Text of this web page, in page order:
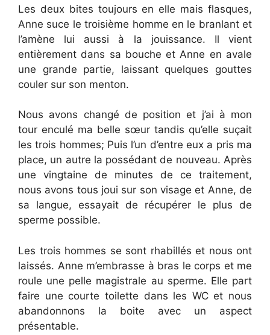
Les deux bites toujours en elle mais flasques,
Anne suce le troisième homme en le branlant et
l’amène lui aussi à la jouissance. Il vient
entièrement dans sa bouche et Anne en avale
une grande partie, laissant quelques gouttes
couler sur son menton.
Nous avons changé de position et j’ai à mon
tour enculé ma belle sœur tandis qu’elle suçait
les trois hommes; Puis l’un d’entre eux a pris ma
place, un autre la possédant de nouveau. Après
une vingtaine de minutes de ce traitement,
nous avons tous joui sur son visage et Anne, de
sa langue, essayait de récupérer le plus de
sperme possible.
Les trois hommes se sont rhabillés et nous ont
laissés. Anne m’embrasse à bras le corps et me
roule une pelle magistrale au sperme. Elle part
faire une courte toilette dans les WC et nous
abandonnons la boite avec un aspect
présentable.